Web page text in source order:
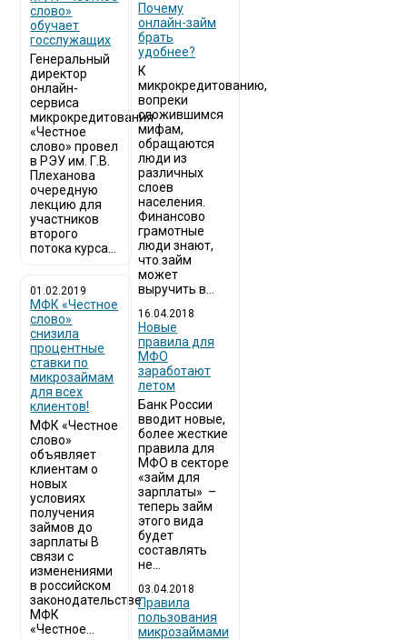
слово»
обучает
госслужащих
Генеральный
директор
онлайн-
сервиса
микрокредитования
«Честное
слово» провел
в РЭУ им. Г.В.
Плеханова
очередную
лекцию для
участников
второго
потока курса...
01.02.2019
МФК «Честное
слово»
снизила
процентные
ставки по
микрозаймам
для всех
клиентов!
МФК «Честное
слово»
объявляет
клиентам о
новых
условиях
получения
займов до
зарплаты В
связи с
изменениями
в российском
законодательстве
МФК
«Честное...
Почему
онлайн-займ
брать
удобнее?
К
микрокредитованию,
вопреки
сложившимся
мифам,
обращаются
люди из
различных
слоев
населения.
Финансово
грамотные
люди знают,
что займ
может
выручить в...
16.04.2018
Новые
правила для
МФО
заработают
летом
Банк России
вводит новые,
более жесткие
правила для
МФО в секторе
«займ для
зарплаты» –
теперь займ
этого вида
будет
составлять
не...
03.04.2018
​Правила
пользования
микрозаймами